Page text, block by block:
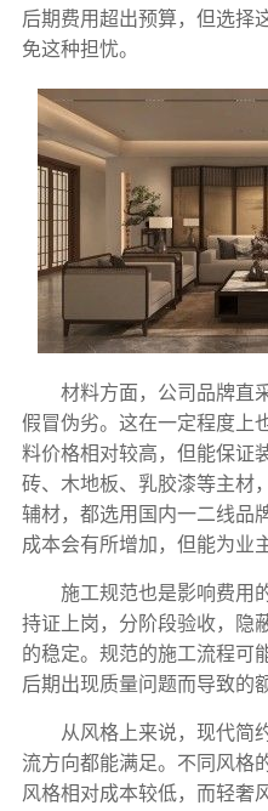
后期费用超出预算，但选择
免这种担忧。
材料方面，公司品牌直
假冒伪劣。这在一定程度上
料价格相对较高，但能保证
砖、木地板、乳胶漆等主材
辅材，都选用国内一二线品
成本会有所增加，但能为业
施工规范也是影响费用
持证上岗，分阶段验收，隐
的稳定。规范的施工流程可
后期出现质量问题而导致的
从风格上来说，现代简
流方向都能满足。不同风格
风格相对成本较低，而轻奢